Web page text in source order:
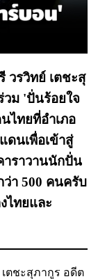
วรวิทย์ เตชะสุ
วม 'ปั่นร้อยใจ
ไทยที่อำเภอ
ดนเพื่อเข้าสู่
าราวานนักปั่น
า 500 คนครับ
ไทยและ
ตชะสุภากูร อดีต